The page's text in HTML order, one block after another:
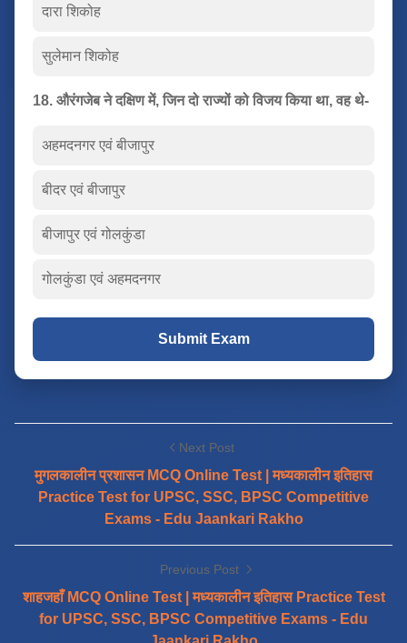
दारा शिकोह
सुलेमान शिकोह
18. औरंगजेब ने दक्षिण में, जिन दो राज्यों को विजय किया था, वह थे-
अहमदनगर एवं बीजापुर
बीदर एवं बीजापुर
बीजापुर एवं गोलकुंडा
गोलकुंडा एवं अहमदनगर
Submit Exam
Next Post
मुगलकालीन प्रशासन MCQ Online Test | मध्यकालीन इतिहास
Practice Test for UPSC, SSC, BPSC Competitive
Exams - Edu Jaankari Rakho
Previous Post
शाहजहाँ MCQ Online Test | मध्यकालीन इतिहास Practice Test
for UPSC, SSC, BPSC Competitive Exams - Edu